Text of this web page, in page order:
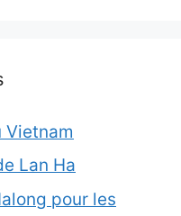
Vietnam
Lan Ha
pour les